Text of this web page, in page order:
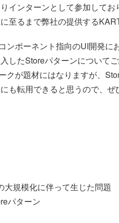
インターンとして参加して
至るまで弊社の提供する
ンポーネント指向のUI開発に
したStoreパターンについてご
クが題材にはなりますが、
も転用できると思うので、
大規模化に伴って生じた問題
パターン